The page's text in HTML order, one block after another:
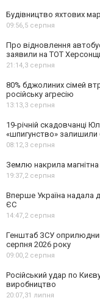
Будівництво яхтових
09:56,5 серпня
Про відновлення
заявили на ТОТ
21:14,3 серпня
80% бджолиних сімей
російську агресію
13:13,3 серпня
19-річній скадовчанці
«шпигунство» залишили
08:12,3 серпня
Землю накрила
19:37,2 серпня
Вперше Україна надала
ЄС
14:47,2 серпня
Генштаб ЗСУ
серпня 2026 року
09:00,2 серпня
Російський удар по
виробництво
20:07,31 липня